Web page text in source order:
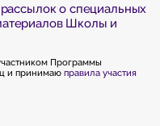
о специальных
Школы и
Программы
и принимаю правила участия